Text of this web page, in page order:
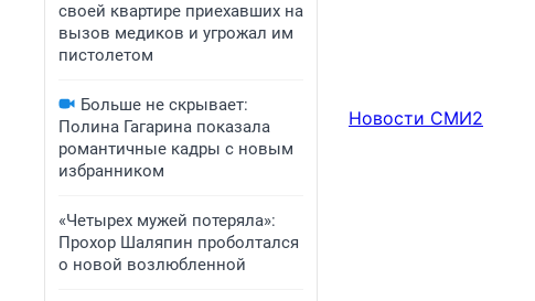
своей квартире приехавших на
вызов медиков и угрожал им
пистолетом
Больше не скрывает:
Полина Гагарина показала
романтичные кадры с новым
избранником
«Четырех мужей потеряла»:
Прохор Шаляпин проболтался
о новой возлюбленной
Новости СМИ2